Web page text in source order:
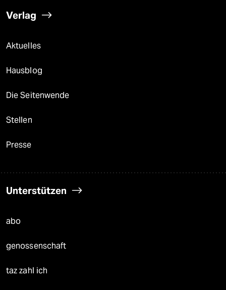
Verlag
Aktuelles
Hausblog
Die Seitenwende
Stellen
Presse
Unterstützen
abo
genossenschaft
taz zahl ich